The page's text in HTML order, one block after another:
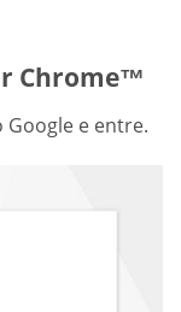
Chrome™
Google e entre.